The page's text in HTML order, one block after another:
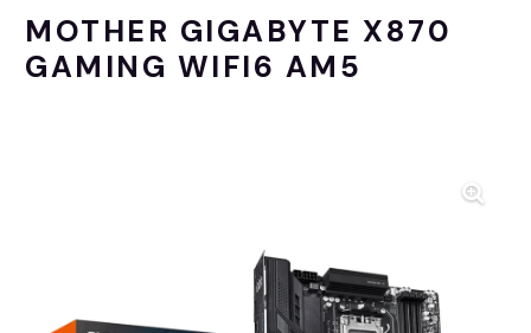
MOTHER GIGABYTE X870
GAMING WIFI6 AM5